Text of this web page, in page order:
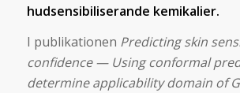
hudsensibiliserande kemikalier.
I publikationen Predicting skin
confidence — Using conformal
determine applicability domain of